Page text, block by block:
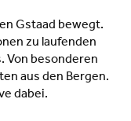
Gstaad bewegt.
zu laufenden
Von besonderen
aus den Bergen.
dabei.